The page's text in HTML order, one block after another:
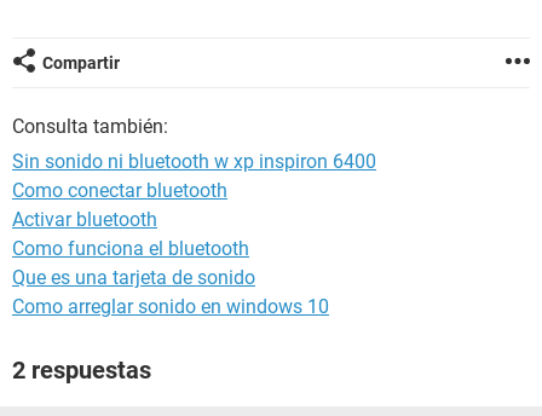
Compartir
Consulta también:
Sin sonido ni bluetooth w xp inspiron 6400
Como conectar bluetooth
Activar bluetooth
Como funciona el bluetooth
Que es una tarjeta de sonido
Como arreglar sonido en windows 10
2 respuestas